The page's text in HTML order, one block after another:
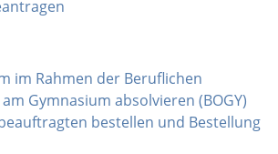
im Rahmen der Beruflichen
Gymnasium absolvieren (BOGY)
bestellen und Bestellung